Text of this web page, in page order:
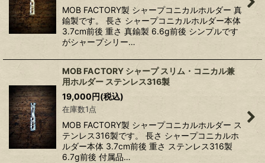
絞り込む
MOB FACTORY製 シャープコニカルホルダー 真
鍮製です。 長さ シャープコニカルホルダー本体
3.7cm前後 重さ 真鍮製 6.6g前後 シンプルです
がシャープシリー…
MOB FACTORY シャープ スリム・コニカル兼
用ホルダー ステンレス316製
19,000円(税込)
在庫数1点
MOB FACTORY製 シャープコニカルホルダー ス
テンレス316製です。 長さ シャープコニカルホ
ルダー本体 3.7cm前後 重さ ステンレス316製
6.7g前後 付属品…